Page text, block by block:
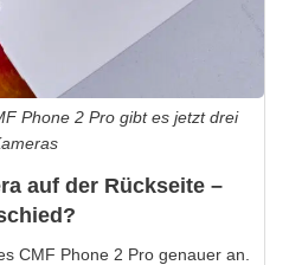
Phone 2 Pro gibt es jetzt drei
auf der Rückseite –
CMF Phone 2 Pro genauer an.